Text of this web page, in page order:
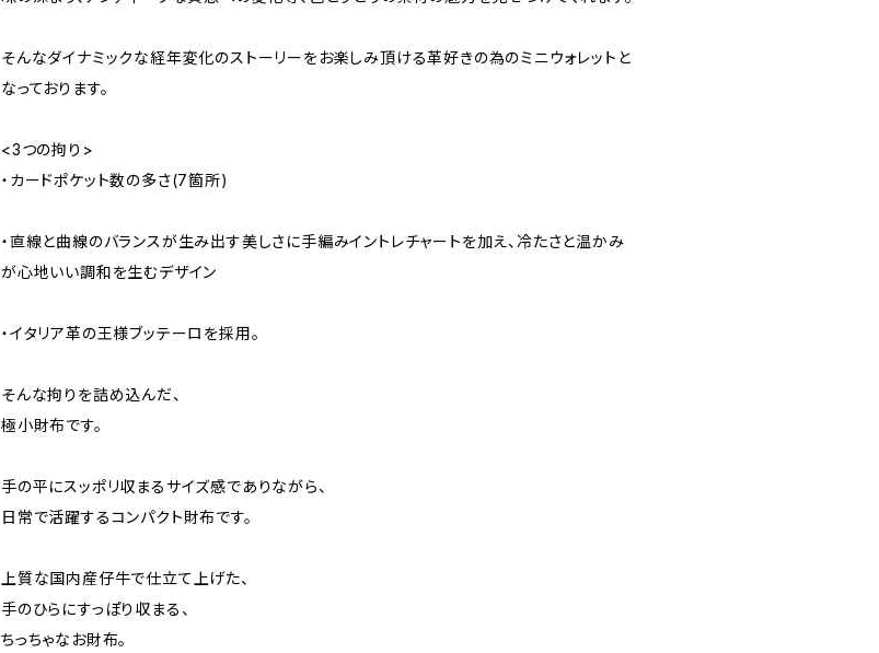
そんなダイナミックな経年変化のストーリーをお楽しみ頂ける革好きの為のミニウォレットと
なっております。
<3つの拘り>
・カードポケット数の多さ(7箇所)
・直線と曲線のバランスが生み出す美しさに手編みイントレチャートを加え、冷たさと温かみ
が心地いい調和を生むデザイン
・イタリア革の王様ブッテーロを採用。
そんな拘りを詰め込んだ、
極小財布です。
手の平にスッポリ収まるサイズ感でありながら、
日常で活躍するコンパクト財布です。
上質な国内産仔牛で仕立て上げた、
手のひらにすっぽり収まる、
ちっちゃなお財布。